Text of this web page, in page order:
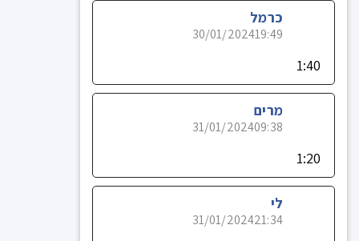
כרמל
19:49
30/01/2024
1:40
מרים
09:38
31/01/2024
1:20
לי
21:34
31/01/2024